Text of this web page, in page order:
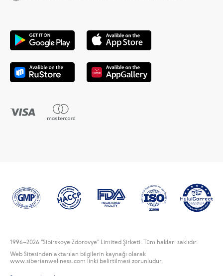
1996–2026 "Sibirskoye Zdorovye" Limited Şirketi. Tüm hakları saklıdır.
Web Sitesinden aktarılan bilgilerin kaynağı olarak
www.siberianwellness.com linki belirtilmesi zorunludur.